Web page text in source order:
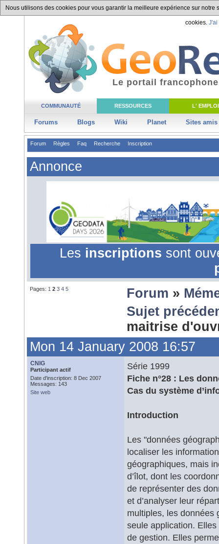
Nous utilisons des cookies pour vous garantir la meilleure expérience sur
cookies. J'ai
COMMUNAUTÉ RESSOURCES L' EMPLOI
Forums Blogs Wiki Planet Sites amis
Le portail
Forum Règles Faq Recherche Inscription
Annonce
Les inscriptions sont
Pages: 1 2 3 4 5 Forum »
Sujet
maitrise
Mon 14 January 2008 16:57
CNIG
Participant actif
Date d'inscription: 8 Dec 2007
Messages: 143
Site web
Série 1999
Fiche n°28 : Les
Cas du système
Introduction
Les "données
localiser les
géographiques, mais
d’îlot, dont les
de représenter des
et d’analyser leur
multiples, les données
seule application.
de gestion. Elles